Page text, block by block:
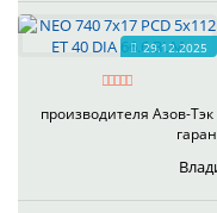
29.12.2025
производителя Азов-